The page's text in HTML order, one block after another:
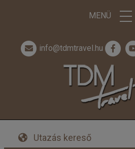
MENÜ
info@tdmtravel.hu
Utazás kereső